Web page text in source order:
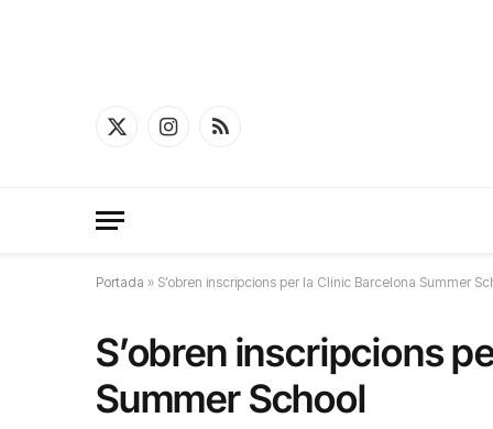
X
InstagramRSS
Portada » S’obren inscripcions per la Clínic Barcelona Summer
S’obren inscripcions
Summer School